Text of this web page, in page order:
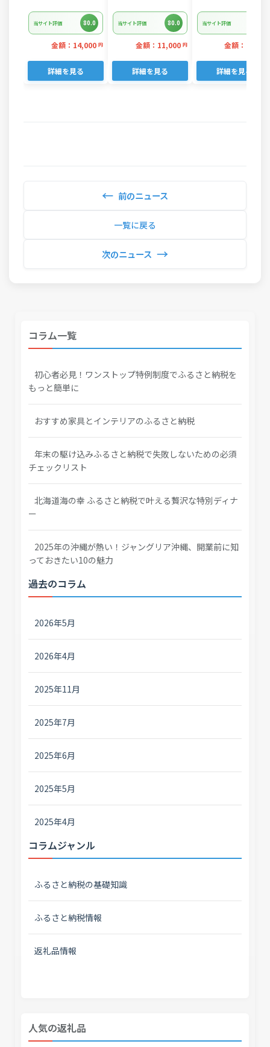
ロール 日用品 人気
当サイト評価 80.0
金額：14,000 円
詳細を見る
ぎとろ(a10-
875202606)
当サイト評価 80.0
金額：11,000 円
詳細を見る
【KYF027】
当サイト評価
金額：7,500
詳細を見る
← 前のニュース
一覧に戻る
次のニュース →
コラム一覧
初心者必見！ワンストップ特例制度でふるさと納税を
もっと簡単に
おすすめ家具とインテリアのふるさと納税
年末の駆け込みふるさと納税で失敗しないための必須
チェックリスト
北海道海の幸 ふるさと納税で叶える贅沢な特別ディナ
ー
2025年の沖縄が熱い！ジャングリア沖縄、開業前に知
っておきたい10の魅力
過去のコラム
2026年5月
2026年4月
2025年11月
2025年7月
2025年6月
2025年5月
2025年4月
コラムジャンル
ふるさと納税の基礎知識
ふるさと納税情報
返礼品情報
人気の返礼品